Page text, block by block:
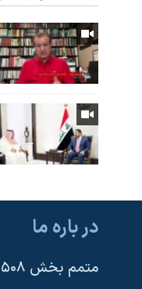
در باره ما
متمم بخش ۵۰۸